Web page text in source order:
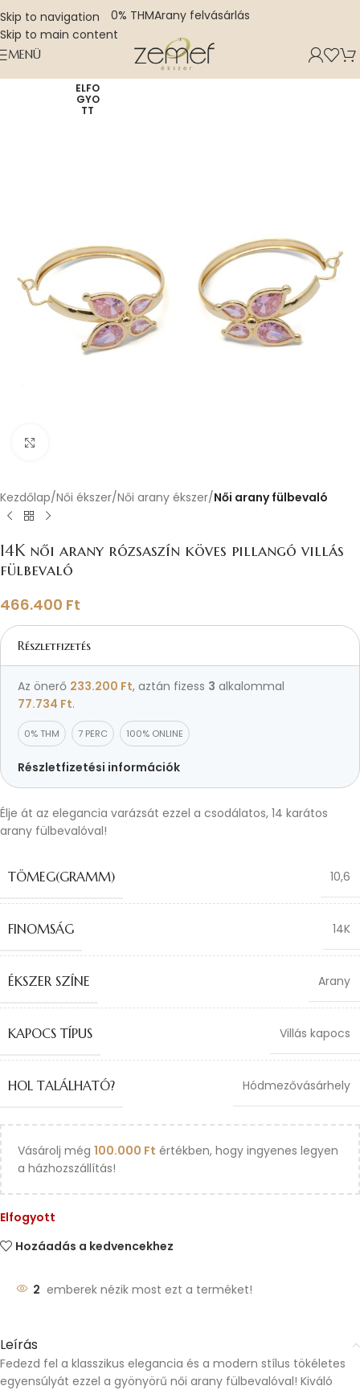
Skip to navigation
Skip to main content
0% THMArany felvásárlás
MENÜ
ELFO
GYO
TT
Kezdőlap Női ékszer Női arany ékszer Női arany fülbevaló
14K női arany rózsaszín köves pillangó villás
fülbevaló
466.400 Ft
Részletfizetés
Az önerő 233.200 Ft, aztán fizess 3 alkalommal
77.734 Ft.
0% THM 7 PERC 100% ONLINE
Részletfizetési információk
Élje át az elegancia varázsát ezzel a csodálatos, 14 karátos
arany fülbevalóval!
TÖMEG(GRAMM) 10,6
FINOMSÁG 14K
ÉKSZER SZÍNE Arany
KAPOCS TÍPUS Villás kapocs
HOL TALÁLHATÓ? Hódmezővásárhely
Vásárolj még 100.000 Ft értékben, hogy ingyenes legyen
a házhozszállítás!
Elfogyott
Hozáadás a kedvencekhez
2 emberek nézik most ezt a terméket!
Leírás
Fedezd fel a klasszikus elegancia és a modern stílus tökéletes
egyensúlyát ezzel a gyönyörű női arany fülbevalóval! Kiváló